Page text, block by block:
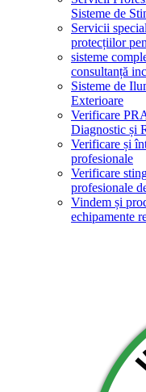
Sisteme de
Servicii
protecțiilor
sisteme
consultanță
Sisteme de
Exterioare
Verificare
Diagnostic și
Verificare și
profesionale
Verificare
profesionale
Vindem și
echipamente